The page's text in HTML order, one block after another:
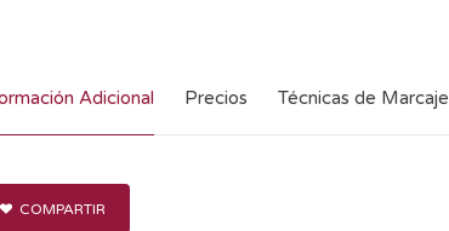
Adicional Precios Técnicas de Marcaje
COMPARTIR